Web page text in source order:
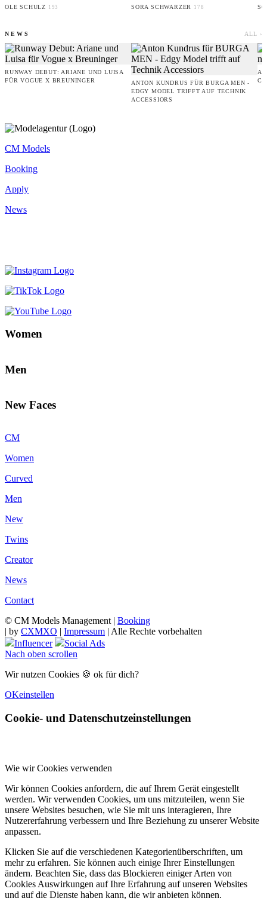
OLE SCHULZ 193 SORA SCHWARZER 178
NEWS ALL ›
RUNWAY DEBUT: ARIANE UND LUISA
FÜR VOGUE X BREUNINGER
ANTON KUNDRUS FÜR BURGA MEN -
EDGY MODEL TRIFFT AUF TECHNIK
ACCESSIORS
CM Models
Booking
Apply
News
Women
Men
New Faces
CM
Women
Curved
Men
New
Twins
Creator
News
Contact
© CM Models Management | Booking
| by CXMXO | Impressum | Alle Rechte vorbehalten
Influencer
Social Ads
Nach oben scrollen
Wir nutzen Cookies 🍪 ok für dich?
OKeinstellen
Cookie- und Datenschutzeinstellungen
Wie wir Cookies verwenden
Wir können Cookies anfordern, die auf Ihrem Gerät eingestellt
werden. Wir verwenden Cookies, um uns mitzuteilen, wenn Sie
unsere Websites besuchen, wie Sie mit uns interagieren, Ihre
Nutzererfahrung verbessern und Ihre Beziehung zu unserer Website
anpassen.
Klicken Sie auf die verschiedenen Kategorienüberschriften, um
mehr zu erfahren. Sie können auch einige Ihrer Einstellungen
ändern. Beachten Sie, dass das Blockieren einiger Arten von
Cookies Auswirkungen auf Ihre Erfahrung auf unseren Websites
und auf die Dienste haben kann, die wir anbieten können.